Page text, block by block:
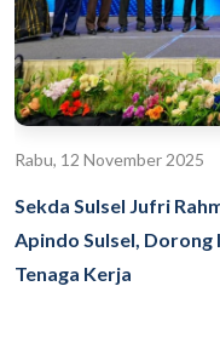
Rabu, 12 November 2025
Sekda Sulsel Jufri
Apindo Sulsel, Dorong
Tenaga Kerja